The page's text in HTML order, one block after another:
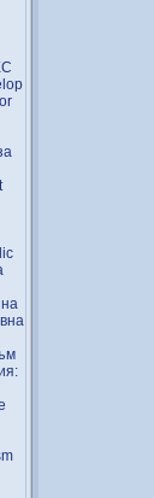
EC